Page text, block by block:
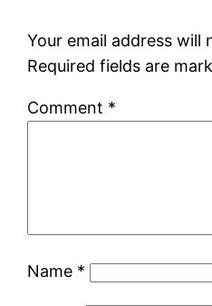
Your email address will
Required fields are
Comment *
Name *